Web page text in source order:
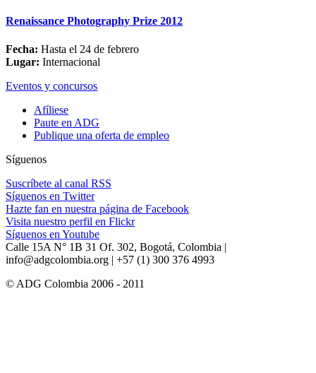
Renaissance Photography Prize 2012
Fecha: Hasta el 24 de febrero
Lugar: Internacional
Eventos y concursos
Afíliese
Paute en ADG
Publique una oferta de empleo
Síguenos
Suscríbete al canal RSS
Síguenos en Twitter
Hazte fan en nuestra página de Facebook
Visita nuestro perfil en Flickr
Síguenos en Youtube
Calle 15A N° 1B 31 Of. 302, Bogotá, Colombia |
info@adgcolombia.org | +57 (1) 300 376 4993
© ADG Colombia 2006 - 2011